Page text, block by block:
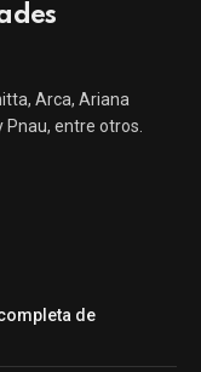
Arca, Ariana
Pnau, entre otros.
de